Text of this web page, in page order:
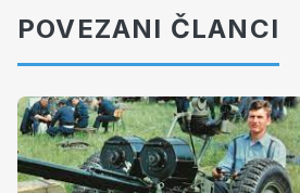
POVEZANI ČLANCI